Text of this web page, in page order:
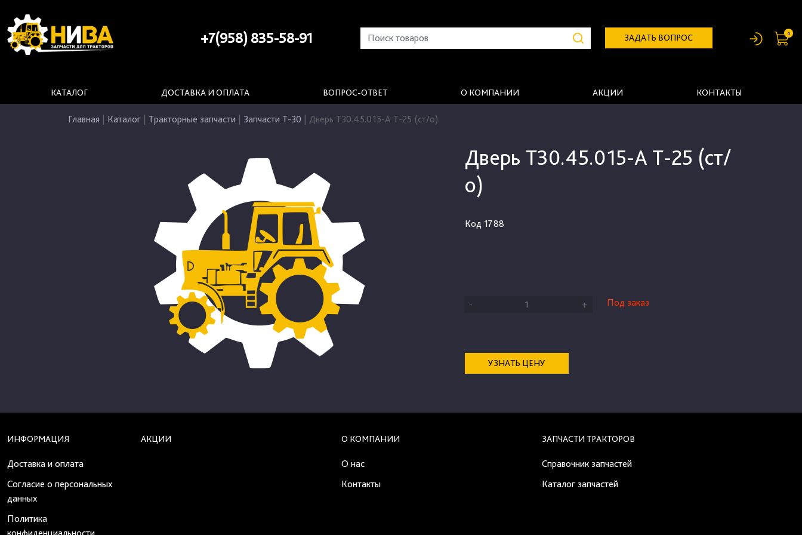
+7(958) 835-58-91 ЗАДАТЬ ВОПРОС 0
КАТАЛОГ ДОСТАВКА И ОПЛАТА ВОПРОС-ОТВЕТ О КОМПАНИИ АКЦИИ КОНТАКТЫ
Главная Каталог Тракторные запчасти Запчасти Т-30 Дверь Т30.45.015-А Т-25 (ст/о)
Дверь Т30.45.015-А Т-25 (ст/
о)
Код 1788
- + Под заказ
УЗНАТЬ ЦЕНУ
ИНФОРМАЦИЯ
Доставка и оплата
Согласие о персональных
данных
Политика
АКЦИИ О КОМПАНИИ
О нас
Контакты
ЗАПЧАСТИ ТРАКТОРОВ
Справочник запчастей
Каталог запчастей